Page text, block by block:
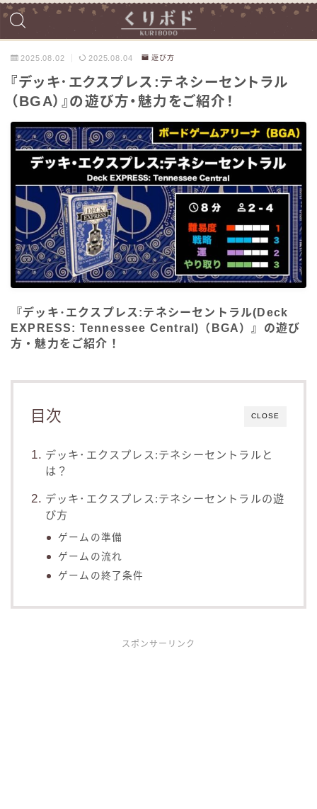
2025.08.02 2025.08.04 遊び方
『デッキ･エクスプレス:テネシーセントラル
（BGA）』の遊び方・魅力をご紹介！
『デッキ･エクスプレス:テネシーセントラル(Deck
EXPRESS: Tennessee Central)（BGA）』の遊び
方・魅力をご紹介！
CLOSE
目次
デッキ･エクスプレス:テネシーセントラルと
は？
デッキ･エクスプレス:テネシーセントラルの遊
び方
ゲームの準備
ゲームの流れ
ゲームの終了条件
スポンサーリンク